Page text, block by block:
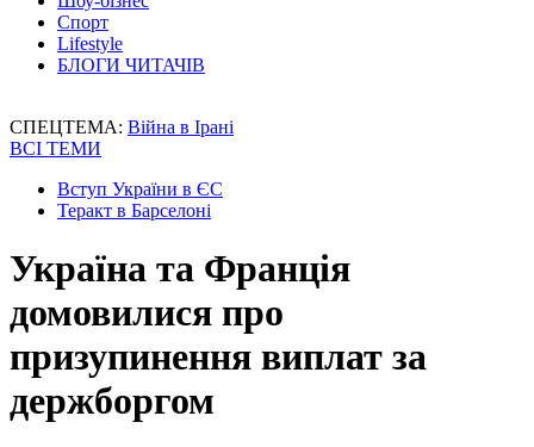
Спорт
Lifestyle
БЛОГИ ЧИТАЧІВ
СПЕЦТЕМА: Війна в Ірані
ВСІ ТЕМИ
Вступ України в ЄС
Теракт в Барселоні
Україна та Франція
домовилися про
призупинення виплат за
держборгом